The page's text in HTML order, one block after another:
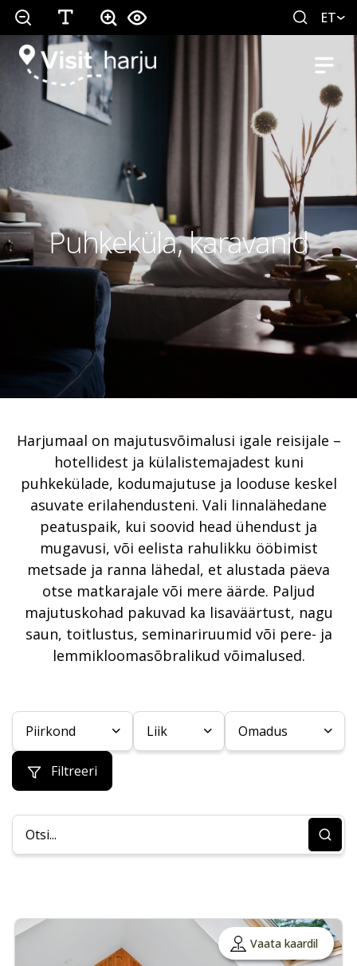
ET
Puhkeküla, karavanid
Harjumaal on majutusvõimalusi igale reisijale –
hotellidest ja külalistemajadest kuni
puhkekülade, kodumajutuse ja looduse keskel
asuvate erilahendusteni. Vali linnalähedane
peatuspaik, kui soovid head ühendust ja
mugavusi, või eelista rahulikku ööbimist
metsade ja ranna lähedal, et alustada päeva
otse matkarajale või mere äärde. Paljud
majutuskohad pakuvad ka lisaväärtust, nagu
saun, toitlustus, seminariruumid või pere- ja
lemmikloomasõbralikud võimalused.
Piirkond Liik Omadus
Filtreeri
Vaata kaardil